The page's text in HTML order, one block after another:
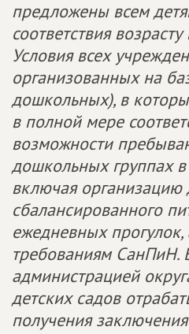
предложены всем
соответствия
Условия всех
организованных на
дошкольных), в
в полной мере
возможности
дошкольных группах в
включая организацию
сбалансированного
ежедневных прогулок,
требованиям СанПиН.
администрацией
детских садов
получения